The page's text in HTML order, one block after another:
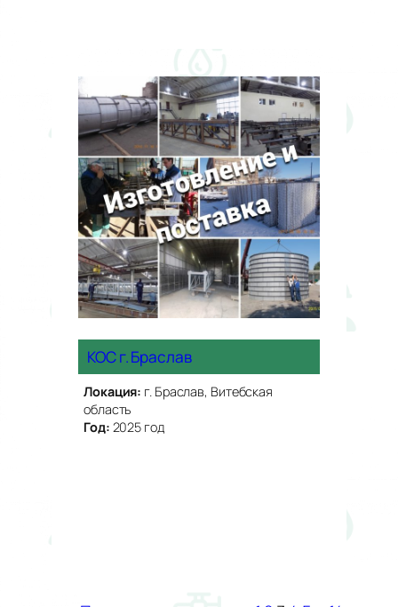
КОС г. Браслав
Локация: г. Браслав, Витебская
область
Год: 2025 год